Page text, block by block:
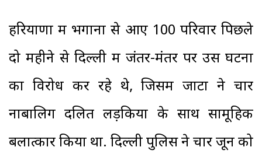
हरियाणा में भगाना से आए 100 परिवार पिछले
दो महीने से दिल्ली में जंतर-मंतर पर उस घटना
का विरोध कर रहे थे, जिसमें जाटों ने चार
नाबालिग दलित लड़कियों के साथ सामूहिक
बलात्कार किया था. दिल्ली पुलिस ने चार जून को